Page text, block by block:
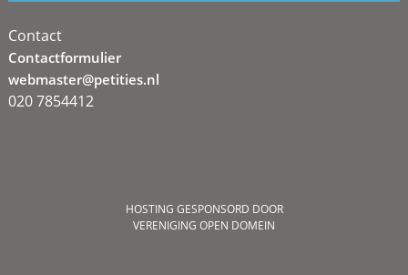
Contact
Contactformulier
webmaster@petities.nl
020 7854412
HOSTING GESPONSORD DOOR
VERENIGING OPEN DOMEIN